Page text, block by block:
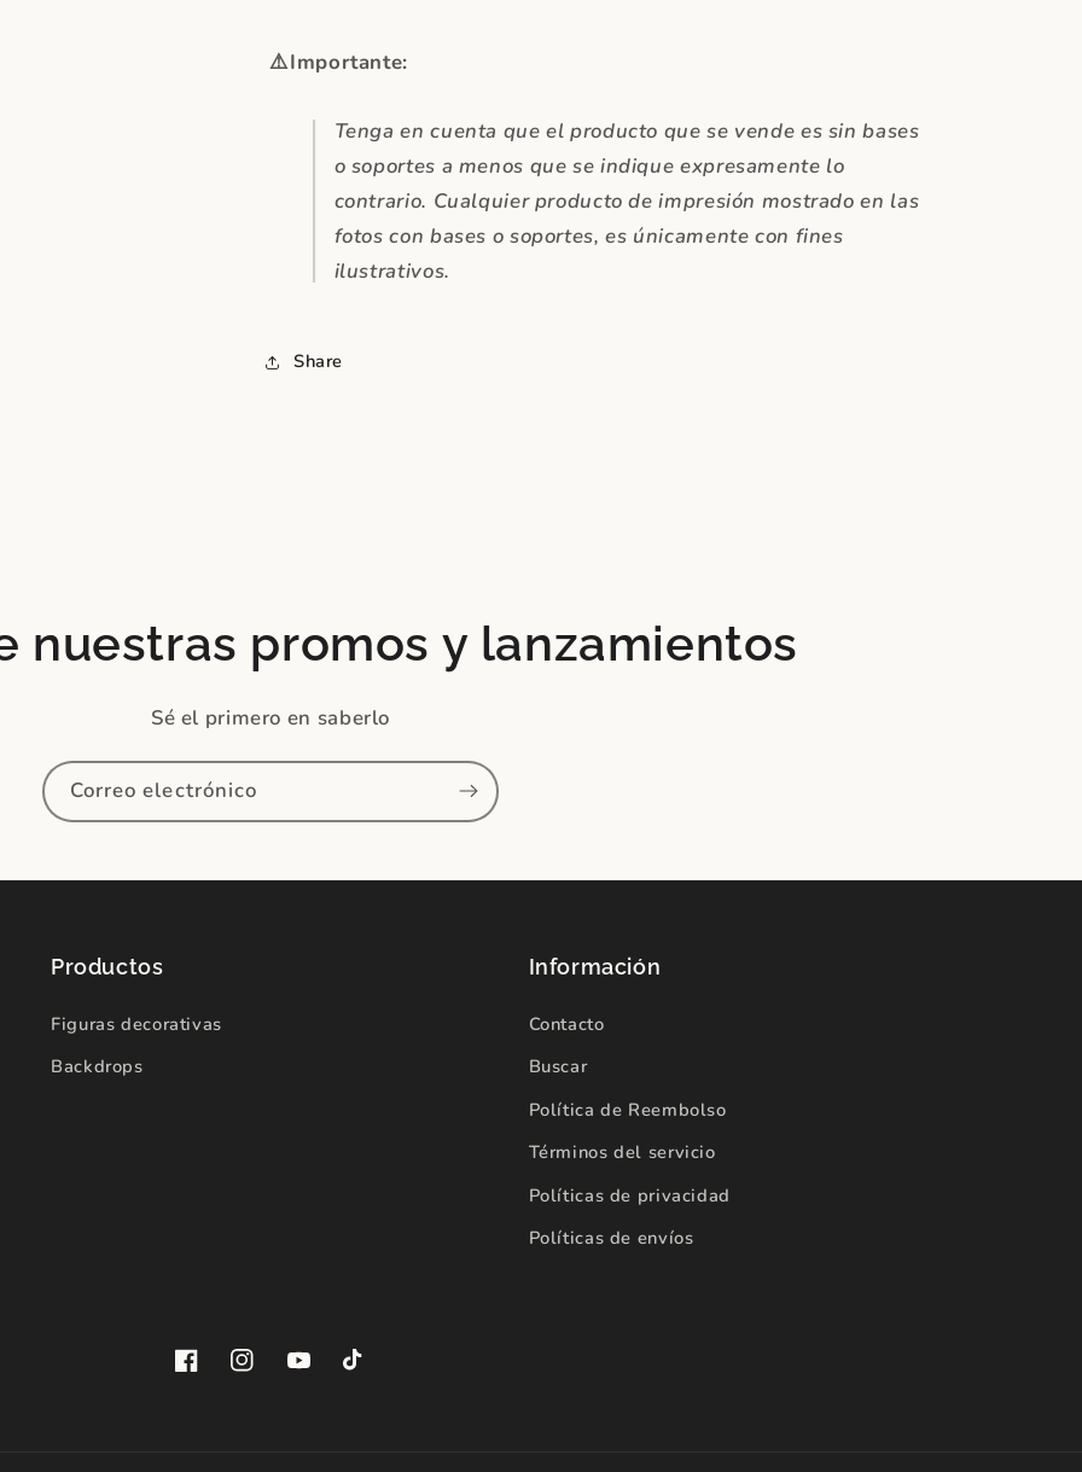
⚠️Importante:
Tenga en cuenta que el producto que se vende es sin bases
o soportes a menos que se indique expresamente lo
contrario. Cualquier producto de impresión mostrado en las
fotos con bases o soportes, es únicamente con fines
ilustrativos.
Share
nuestras promos y lanzamientos
Sé el primero en saberlo
Correo electrónico
Productos
Figuras decorativas
Backdrops
Información
Contacto
Buscar
Política de Reembolso
Términos del servicio
Políticas de privacidad
Políticas de envíos
FacebookInstagramYouTubeTikTok